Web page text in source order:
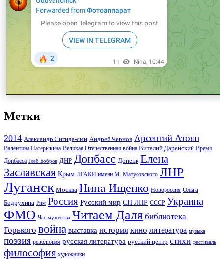
Метки
2014 Александр Сигида-сын Андрей Чернов Арсентий Атоян
Валентина Патерыкина Великая Отечественная война Виталий Даренский Время
Донбасса Глеб Бобров ДНР Донбасс Донецк Елена
Заславская Крым ЛГАКИ имени М. Матусовского ЛНР
Луганск Москва Нина Ищенко Новороссия Ольга
Бодрухина Рим Россия Русский мир СП ЛНР СССР Украина
ФМО Час мужества Читаем Даля библиотека
Горького война выставка история кино литература музыка
поэзия революция русская литература русский центр стихи фестиваль
философия художники